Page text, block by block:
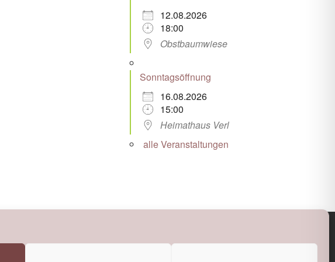
12.08.2026
18:00
Obstbaumwiese
Sonntagsöffnung
16.08.2026
15:00
Heimathaus Verl
alle Veranstaltungen